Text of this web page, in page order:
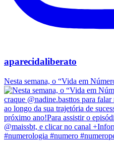
aparecidaliberato
Nesta semana, o “Vida em